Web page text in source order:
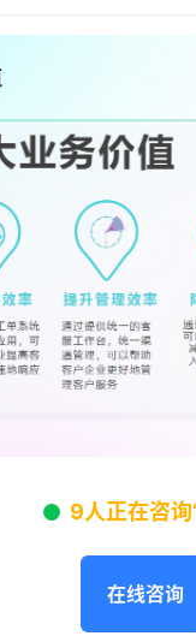
9人正在咨
在线咨询